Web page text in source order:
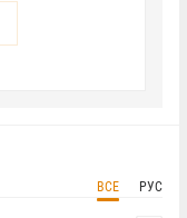
ВСЕ РУС